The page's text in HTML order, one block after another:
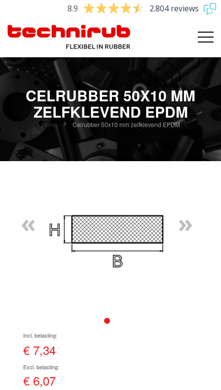
8.9 2.804 reviews
CELRUBBER 50X10 MM
ZELFKLEVEND EPDM
Home Celrubber 50x10 mm zelfklevend EPDM
de
afbeeldingen-
« »
het
begin
afbeeldingen-
€ 7,34
€ 6,07